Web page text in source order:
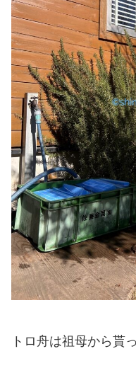
トロ舟は祖母から貰